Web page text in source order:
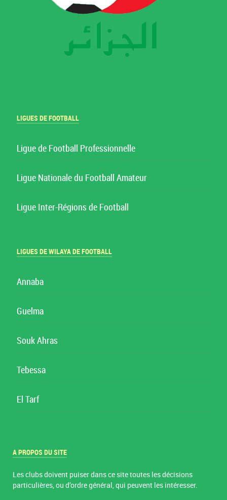
LIGUES DE FOOTBALL
Ligue de Football Professionnelle
Ligue Nationale du Football Amateur
Ligue Inter-Régions de Football
LIGUES DE WILAYA DE FOOTBALL
Annaba
Guelma
Souk Ahras
Tebessa
El Tarf
A PROPOS DU SITE
Les clubs doivent puiser dans ce site toutes les décisions
particulières, ou d’ordre général, qui peuvent les intéresser.